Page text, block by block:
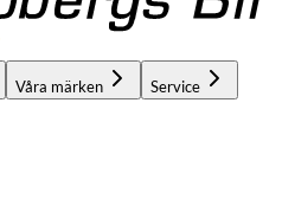
Våra märken Service